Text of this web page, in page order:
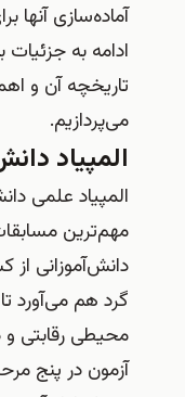
آماده‌سازی آنها
ادامه به جزئیات
تاریخچه آن و
می‌پردازیم.
المپیاد
المپیاد علمی
مهم‌ترین
دانش‌آموزانی
گرد هم می‌آورد
محیطی رقابتی و
آزمون در پنج